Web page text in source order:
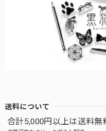
送料について
合計5,000円以上は送料無